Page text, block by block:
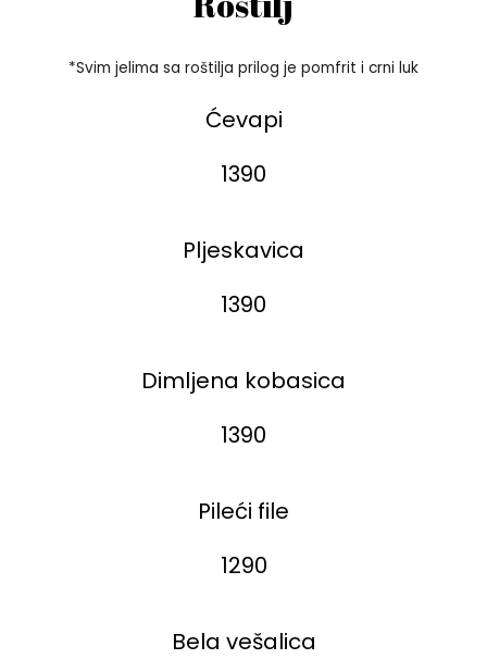
*Svim jelima sa roštilja prilog je pomfrit i crni luk
Ćevapi
1390
Pljeskavica
1390
Dimljena kobasica
1390
Pileći file
1290
Bela vešalica